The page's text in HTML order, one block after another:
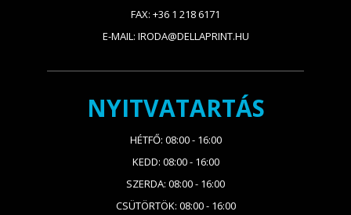
FAX: +36 1 218 6171
E-MAIL: IRODA@DELLAPRINT.HU
NYITVATARTÁS
HÉTFŐ: 08:00 - 16:00
KEDD: 08:00 - 16:00
SZERDA: 08:00 - 16:00
CSÜTÖRTÖK: 08:00 - 16:00